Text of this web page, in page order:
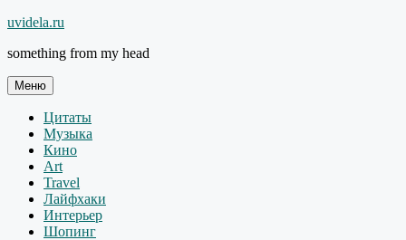
Перейти
содержимому
uvidela.ru
something from my head
Меню
Цитаты
Музыка
Кино
Art
Travel
Лайфхаки
Интерьер
Шопинг